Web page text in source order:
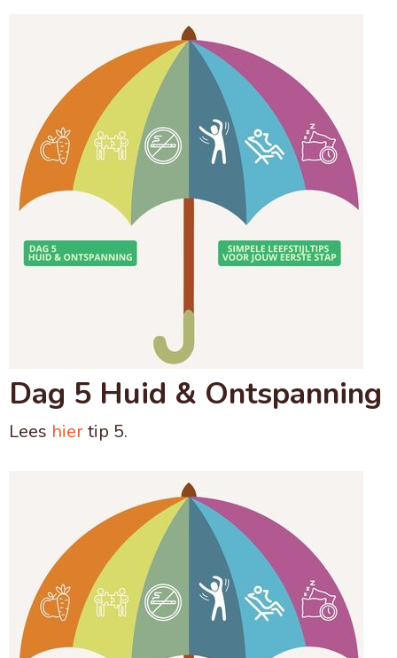
Dag 5 Huid & Ontspanning
Lees hiertip 5.